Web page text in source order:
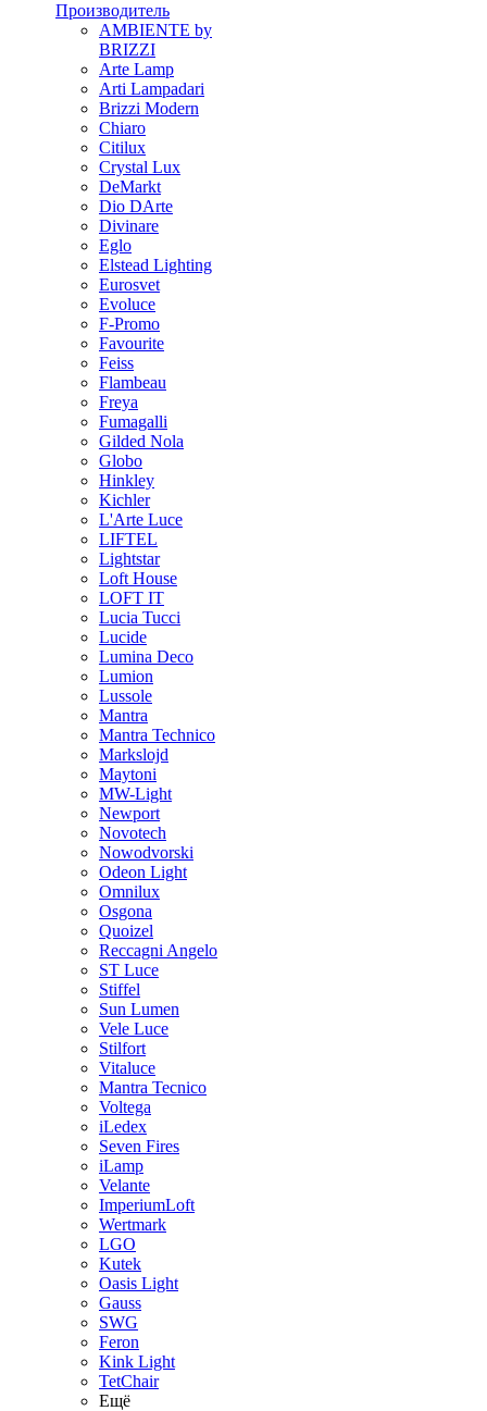
Производитель
AMBIENTE by
BRIZZI
Arte Lamp
Arti Lampadari
Brizzi Modern
Chiaro
Citilux
Crystal Lux
DeMarkt
Dio DArte
Divinare
Eglo
Elstead Lighting
Eurosvet
Evoluce
F-Promo
Favourite
Feiss
Flambeau
Freya
Fumagalli
Gilded Nola
Globo
Hinkley
Kichler
L'Arte Luce
LIFTEL
Lightstar
Loft House
LOFT IT
Lucia Tucci
Lucide
Lumina Deco
Lumion
Lussole
Mantra
Mantra Technico
Markslojd
Maytoni
MW-Light
Newport
Novotech
Nowodvorski
Odeon Light
Omnilux
Osgona
Quoizel
Reccagni Angelo
ST Luce
Stiffel
Sun Lumen
Vele Luce
Stilfort
Vitaluce
Mantra Tecnico
Voltega
iLedex
Seven Fires
iLamp
Velante
ImperiumLoft
Wertmark
LGO
Kutek
Oasis Light
Gauss
SWG
Feron
Kink Light
TetСhair
Ещё